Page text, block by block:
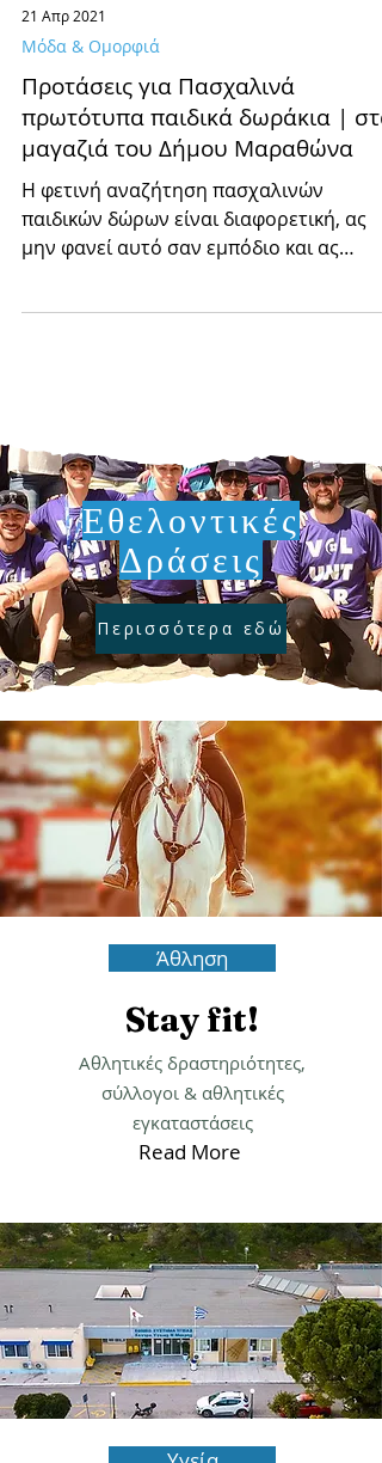
21 Απρ 2021
Μόδα & Ομορφιά
Προτάσεις για Πασχαλινά
πρωτότυπα παιδικά δωράκια | στα
μαγαζιά του Δήμου Μαραθώνα
Η φετινή αναζήτηση πασχαλινών
μην φανεί αυτό σαν εμπόδιο και ας
Εθελοντικές
Δράσεις
Άθληση
Stay fit!
Αθλητικές δραστηριότητες,
σύλλογοι & αθλητικές
Read More